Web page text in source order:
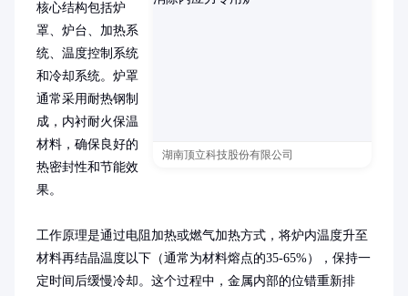
湖南顶立科技股份有限公司
核心结构包括炉
罩、炉台、加热系
统、温度控制系统
和冷却系统。炉罩
通常采用耐热钢制
成，内衬耐火保温
材料，确保良好的
热密封性和节能效
果。
工作原理是通过电阻加热或燃气加热方式，将炉内温度升至
材料再结晶温度以下（通常为材料熔点的35-65%），保持一
定时间后缓慢冷却。这个过程中，金属内部的位错重新排